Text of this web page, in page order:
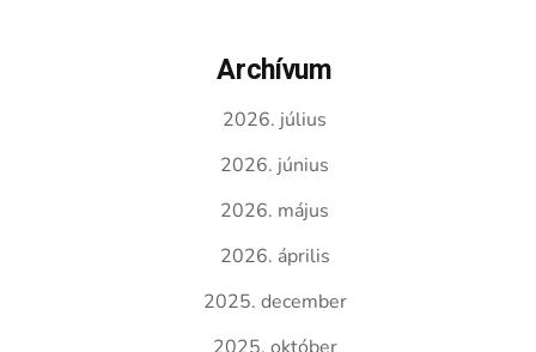
Archívum
2026. július
2026. június
2026. május
2026. április
2025. december